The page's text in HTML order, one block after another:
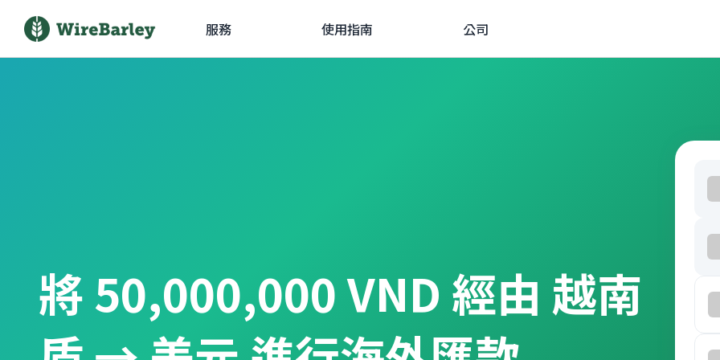
服務 使用指南 公司
將 50,000,000 VND 經由 越南